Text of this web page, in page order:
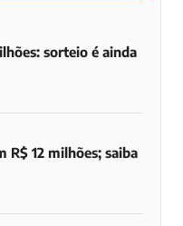
sorteio é ainda
R$ 12 milhões; saiba